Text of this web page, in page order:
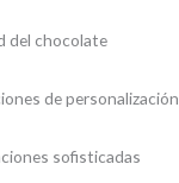
del chocolate
de personalización
sofisticadas